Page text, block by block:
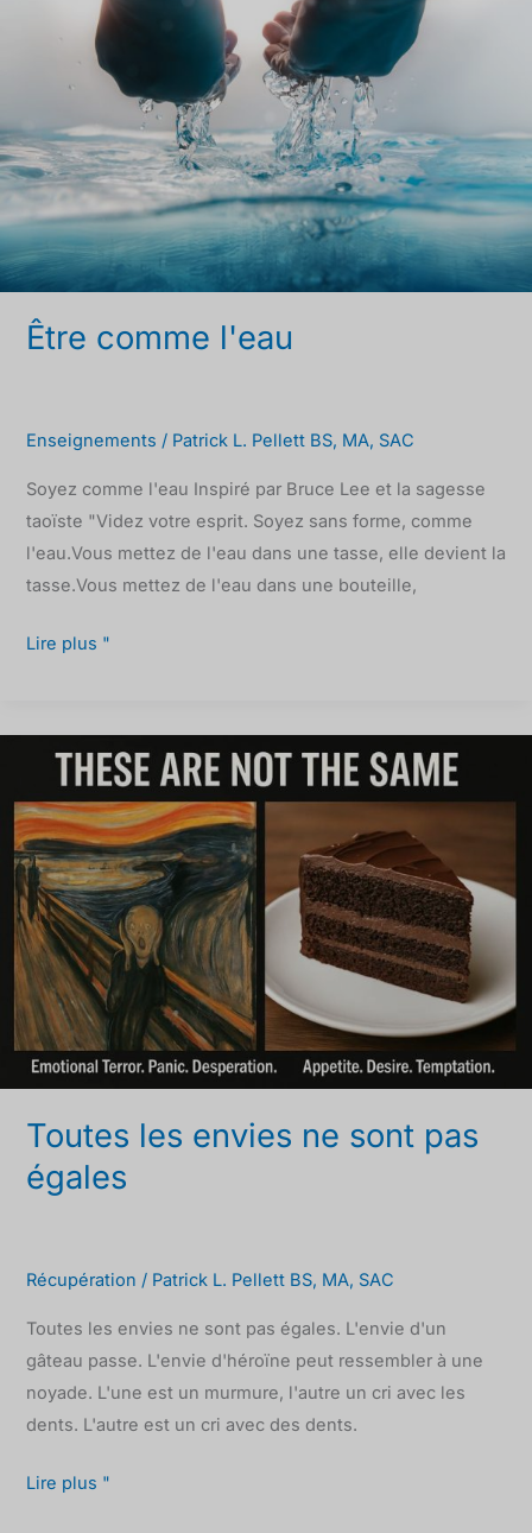
Être comme l'eau
Enseignements / Patrick L. Pellett BS, MA, SAC
Soyez comme l'eau Inspiré par Bruce Lee et la sagesse
taoïste "Videz votre esprit. Soyez sans forme, comme
l'eau.Vous mettez de l'eau dans une tasse, elle devient la
tasse.Vous mettez de l'eau dans une bouteille,
Lire plus "
Toutes les envies ne sont pas
égales
Récupération / Patrick L. Pellett BS, MA, SAC
Toutes les envies ne sont pas égales. L'envie d'un
gâteau passe. L'envie d'héroïne peut ressembler à une
noyade. L'une est un murmure, l'autre un cri avec les
dents. L'autre est un cri avec des dents.
Toutes
envies
ne
sont
pas
égales
Lire plus "